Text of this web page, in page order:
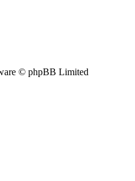
© phpBB Limited